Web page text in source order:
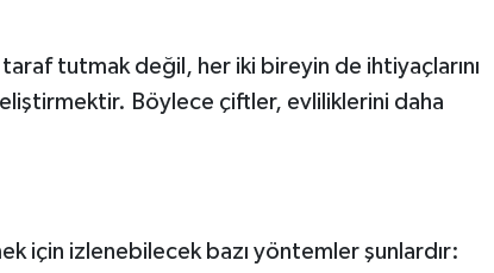
tutmak değil, her iki bireyin de ihtiyaçlarını
Böylece çiftler, evliliklerini daha
için izlenebilecek bazı yöntemler şunlardır: